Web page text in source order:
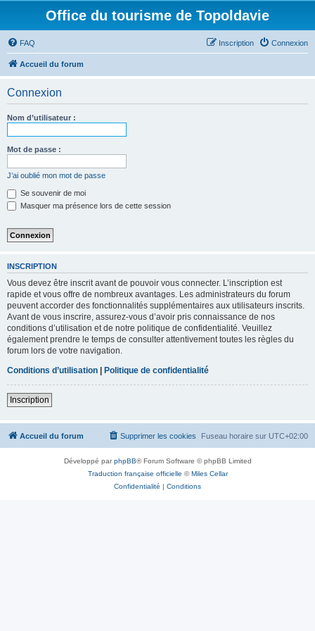
Office du tourisme de Topoldavie
FAQ Connexion
Inscription
Accueil du forum
Connexion
Nom d’utilisateur :
Mot de passe :
J’ai oublié mon mot de passe
Se souvenir de moi
Masquer ma présence lors de cette session
INSCRIPTION
Vous devez être inscrit avant de pouvoir vous connecter. L’inscription est
rapide et vous offre de nombreux avantages. Les administrateurs du forum
peuvent accorder des fonctionnalités supplémentaires aux utilisateurs inscrits.
Avant de vous inscrire, assurez-vous d’avoir pris connaissance de nos
conditions d’utilisation et de notre politique de confidentialité. Veuillez
également prendre le temps de consulter attentivement toutes les règles du
forum lors de votre navigation.
Conditions d’utilisation | Politique de confidentialité
Inscription
Accueil du forum Fuseau horaire sur UTC+02:00
Supprimer les cookies
Développé parphpBB® Forum Software © phpBB Limited
Traduction française officielle ©Miles Cellar
Confidentialité | Conditions